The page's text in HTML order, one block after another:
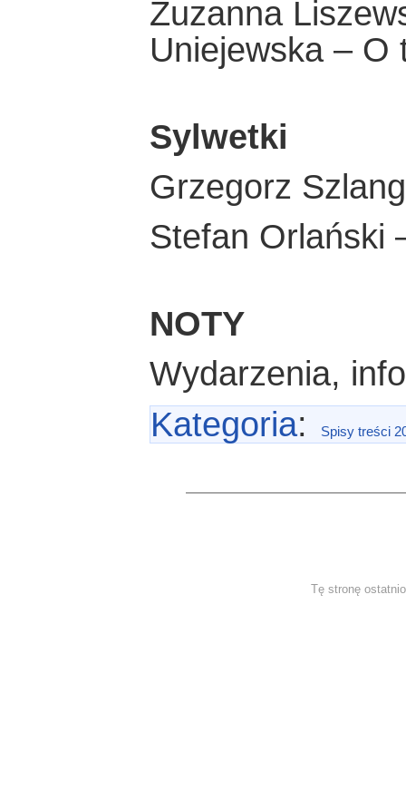
Zuzanna
Uniejewska – O
Sylwetki
Grzegorz
Stefan Orlański
NOTY
Wydarzenia,
Kategoria: Spisy treści
Tę stronę